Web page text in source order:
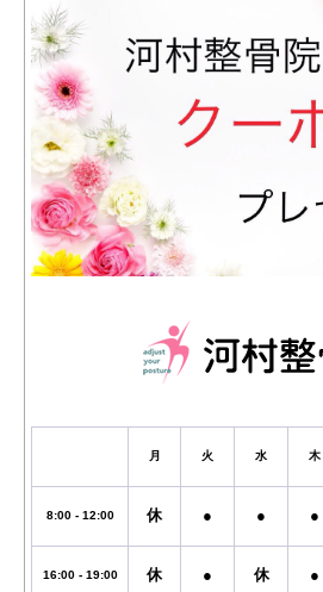
月 火 水 木
8:00 - 12:00 休 ● ● ●
16:00 - 19:00 休 ● 休 ●